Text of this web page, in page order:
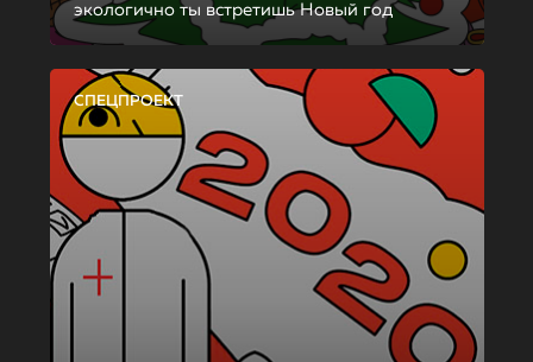
экологично ты встретишь Новый год
СПЕЦПРОЕКТ